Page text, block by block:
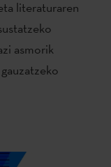
literaturaren
asmorik